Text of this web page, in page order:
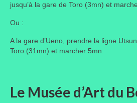
Desserts
Autres
jusqu’à la gare de Toro (3mn) et
Ou :
A la gare d’Ueno, prendre la ligne
Toro (31mn) et marcher 5mn.
Le Musée d’Art du